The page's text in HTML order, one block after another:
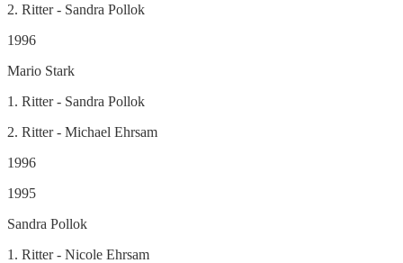
2. Ritter - Sandra Pollok
1996
Mario Stark
1. Ritter - Sandra Pollok
2. Ritter - Michael Ehrsam
1996
1995
Sandra Pollok
1. Ritter - Nicole Ehrsam